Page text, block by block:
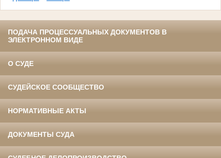
ПОДАЧА ПРОЦЕССУАЛЬНЫХ ДОКУМЕНТОВ В
ЭЛЕКТРОННОМ ВИДЕ
О СУДЕ
СУДЕЙСКОЕ СООБЩЕСТВО
НОРМАТИВНЫЕ АКТЫ
ДОКУМЕНТЫ СУДА